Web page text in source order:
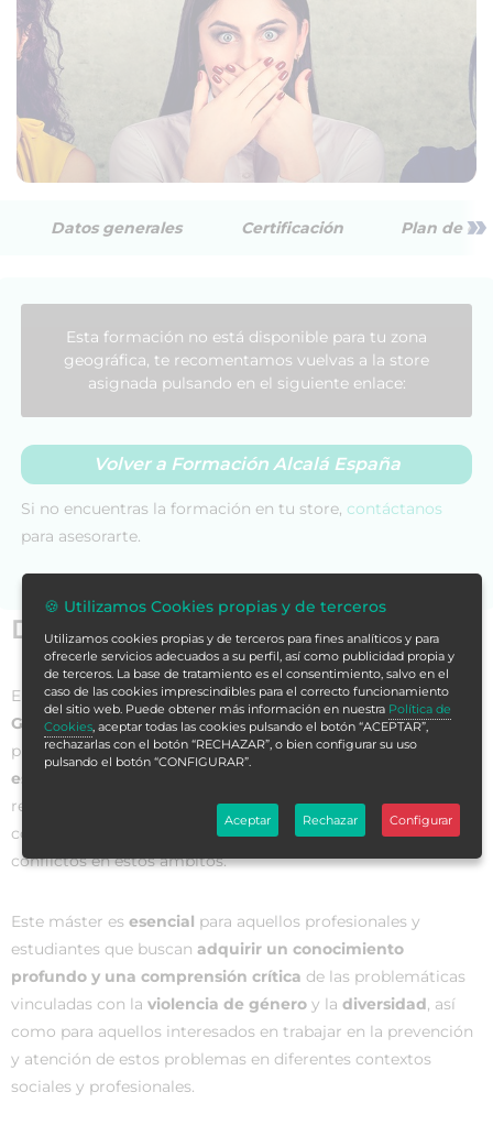
Datos generales Certificación Plan de »
Datos generales
El
Máster de Formación Permanente en Violencia de
Género, Diversidad y Resolución de Conflictoses un
programa académico enfocado enbrindar una formación
especializada y actualizada
relacionados con la violencia de género y la diversidad, así
como en ofrecer herramientas para la resolución de
conflictos en estos ámbitos.
Este máster es esencial para aquellos profesionales y
estudiantes que buscan adquirir un conocimiento
profundo y una comprensión crítica de las problemáticas
vinculadas con la violencia de género y la diversidad, así
como para aquellos interesados en trabajar en la prevención
y atención de estos problemas en diferentes contextos
sociales y profesionales.
Esta formación no está disponible para tu zona
geográfica, te recomentamos vuelvas a la store
asignada pulsando en el siguiente enlace:
Volver a Formación Alcalá España
Si no encuentras la formación en tu store, contáctanos
para asesorarte.
🍪 Utilizamos Cookies propias y de terceros
Utilizamos cookies propias y de terceros para fines analíticos y para
ofrecerle servicios adecuados a su perfil, así como publicidad propia y
de terceros. La base de tratamiento es el consentimiento, salvo en el
caso de las cookies imprescindibles para el correcto funcionamiento
del sitio web. Puede obtener más información en nuestra Política de
Cookies, aceptar todas las cookies pulsando el botón “ACEPTAR”,
rechazarlas con el botón “RECHAZAR”, o bien configurar su uso
pulsando el botón “CONFIGURAR”.
Aceptar Rechazar Configurar